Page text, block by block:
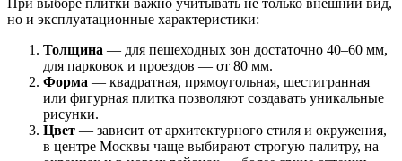
но и эксплуатационные характеристики:
Толщина — для пешеходных зон достаточно 40–60 мм,
для парковок и проездов — от 80 мм.
Форма — квадратная, прямоугольная, шестигранная
или фигурная плитка позволяют создавать уникальные
рисунки.
Цвет — зависит от архитектурного стиля и окружения,
в центре Москвы чаще выбирают строгую палитру, на